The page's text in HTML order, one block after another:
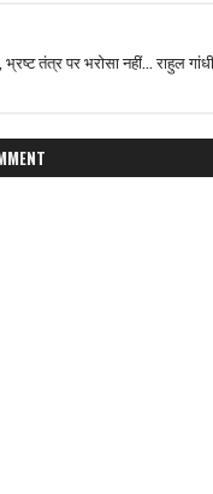
तंत्र पर भरोसा नहीं... राहुल गांधी